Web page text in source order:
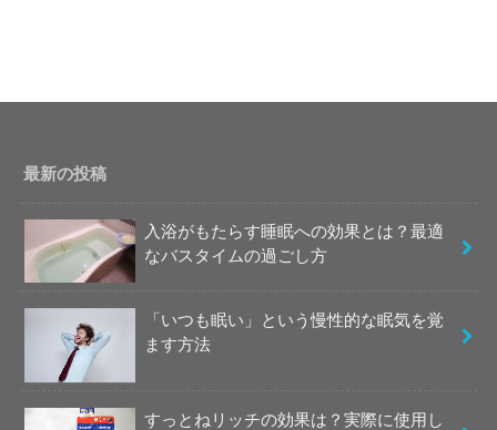
最新の投稿
入浴がもたらす睡眠への効果とは？最適
なバスタイムの過ごし方
「いつも眠い」という慢性的な眠気を覚
ます方法
すっとねリッチの効果は？実際に使用し